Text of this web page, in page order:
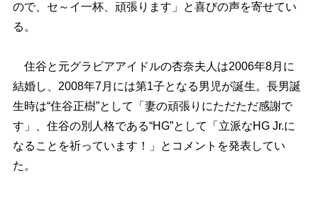
ので、セ～イ一杯、頑張ります」と喜びの声を寄せてい
る。
住谷と元グラビアアイドルの杏奈夫人は2006年8月に
結婚し、2008年7月には第1子となる男児が誕生。長男誕
生時は“住谷正樹”として「妻の頑張りにただただ感謝で
す」、住谷の別人格である“HG”として「立派なHG Jr.に
なることを祈っています！」とコメントを発表してい
た。